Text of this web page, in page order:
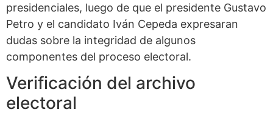
presidenciales, luego de que el presidente Gustavo
Petro y el candidato Iván Cepeda expresaran
dudas sobre la integridad de algunos
componentes del proceso electoral.
Verificación del archivo
electoral